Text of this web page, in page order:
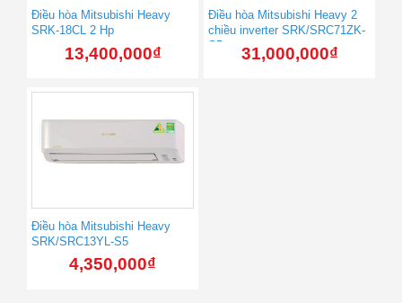
Điều hòa Mitsubishi Heavy
SRK-18CL 2 Hp
13,400,000₫
Điều hòa Mitsubishi Heavy 2
chiều inverter SRK/SRC71ZK-
S5
31,000,000₫
Điều hòa Mitsubishi Heavy
SRK/SRC13YL-S5
4,350,000₫